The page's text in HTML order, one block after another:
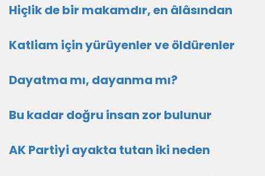
Hiçlik de bir makamdır, en âlâsından
Katliam için yürüyenler ve öldürenler
Dayatma mı, dayanma mı?
Bu kadar doğru insan zor bulunur
AK Partiyi ayakta tutan iki neden